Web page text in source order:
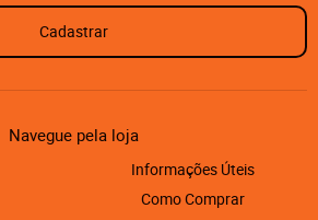
Cadastrar
Navegue pela loja
Informações Úteis
Como Comprar